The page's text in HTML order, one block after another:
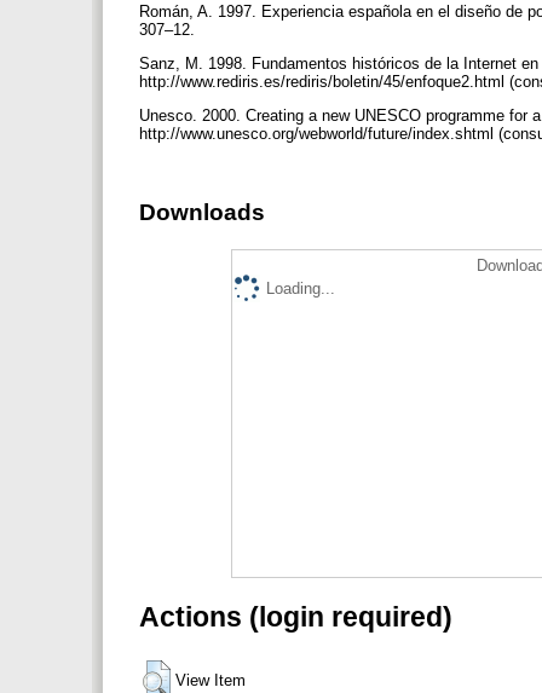
Román, A. 1997. Experiencia española en el diseño de
307–12.
Sanz, M. 1998. Fundamentos históricos de la Internet
http://www.rediris.es/rediris/boletin/45/enfoque2.html
Unesco. 2000. Creating a new UNESCO programme
http://www.unesco.org/webworld/future/index.shtml
Downloads
Loading...
Actions (login required)
View Item